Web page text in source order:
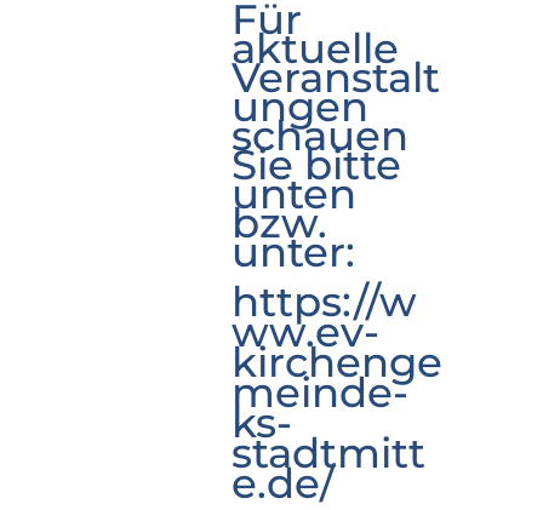
Für
aktuelle
Veranstalt
ungen
schauen
Sie bitte
unten
bzw.
unter:
https://w
ww.ev-
kirchenge
meinde-
ks-
stadtmitt
e.de/